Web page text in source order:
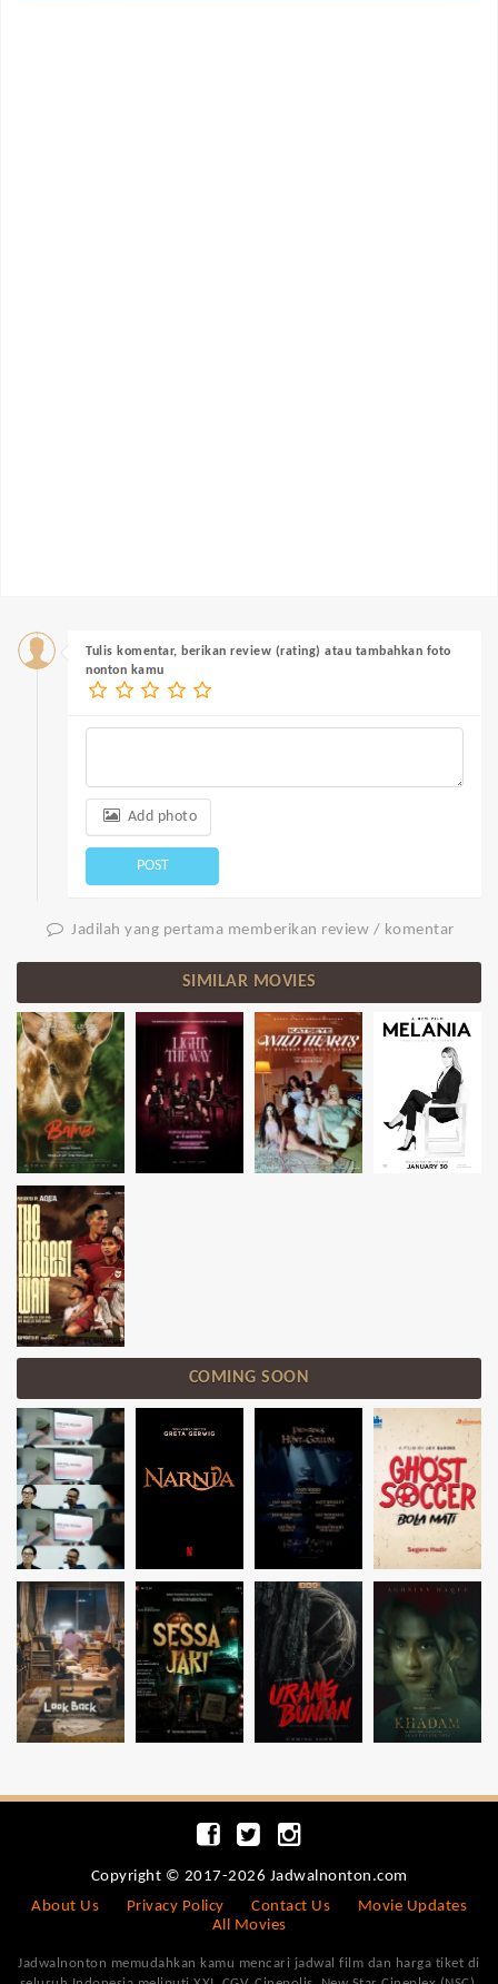
Tulis komentar, berikan review (rating) atau tambahkan foto
nonton kamu
Add photo
POST
Jadilah yang pertama memberikan review / komentar
SIMILAR MOVIES
COMING SOON
Copyright © 2017-2026 Jadwalnonton.com
About Us
Privacy Policy Contact Us
Movie Updates
All Movies
Jadwalnonton memudahkan kamu mencari jadwal film dan harga tiket di